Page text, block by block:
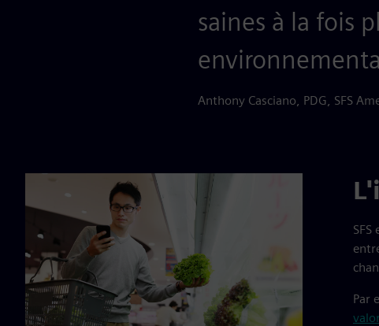
saines à la fois
Anthony Casciano, PDG, SFS
Par